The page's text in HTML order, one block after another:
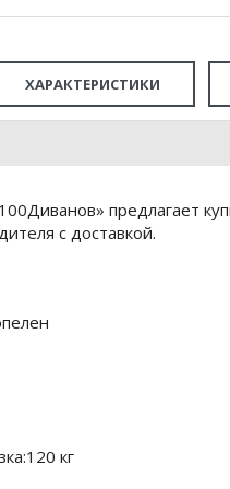
ХАРАКТЕРИСТИКИ
предлагает
с доставкой.
кг